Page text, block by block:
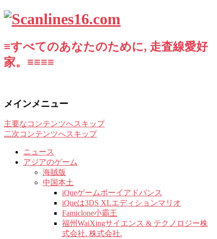
≡すべてのあなたのために, 走査線愛好
家。≡≡≡≡
メインメニュー
主要なコンテンツへスキップ
二次コンテンツへスキップ
ニュース
アジアのゲーム
海賊版
中国本土
iQueゲームボーイアドバンス
iQueは3DS XLエディションマリオ
Famiclone小霸王
福州WaiXingサイエンス & テクノロジー株
式会社. 株式会社.